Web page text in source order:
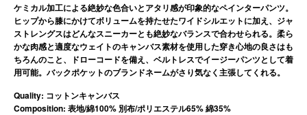
ケミカル加工による絶妙な色合いとアタリ感が印象的なペインターパンツ。
ヒップから膝にかけてボリュームを持たせたワイドシルエットに加え、ジャ
ストレングスはどんなスニーカーとも絶妙なバランスで合わせられる。柔ら
かな肉感と適度なウェイトのキャンバス素材を使用した穿き心地の良さはも
ちろんのこと、ドローコードを備え、ベルトレスでイージーパンツとして着
用可能。バックポケットのブランドネームがさり気なく主張してくれる。
Quality: コットンキャンバス
Composition: 表地/綿100% 別布/ポリエステル65% 綿35%